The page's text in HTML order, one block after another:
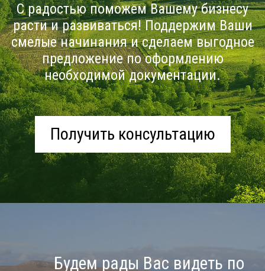
С радостью поможем Вашему бизнесу
расти и развиваться! Поддержим Ваши
смелые начинания и сделаем выгодное
предложение по оформлению
необходимой документации.
Получить консультацию
Будем рады Вас видеть по